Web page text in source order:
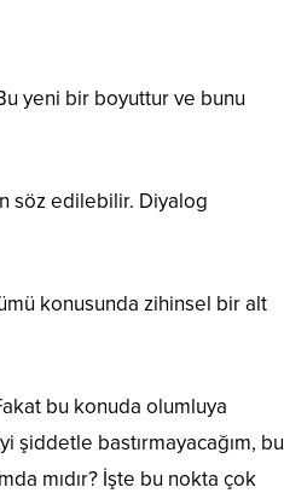
yeni bir boyuttur ve bunu
söz edilebilir. Diyalog
konusunda zihinsel bir alt
bu konuda olumluya
şiddetle bastırmayacağım, bu
mıdır? İşte bu nokta çok